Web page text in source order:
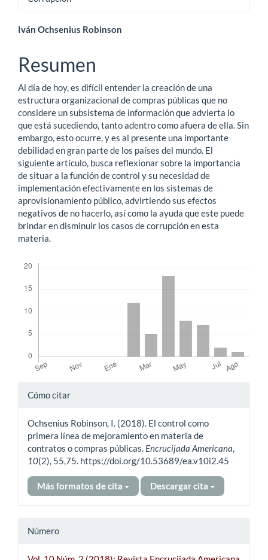
Contenido
principal
del
artículo
Iván Ochsenius Robinson
Resumen
Al día de hoy, es difícil entender la creación de una
estructura organizacional de compras públicas que no
considere un subsistema de información que advierta lo
que está sucediendo, tanto adentro como afuera de ella. Sin
embargo, esto ocurre, y es al presente una importante
debilidad en gran parte de los países del mundo. El
siguiente artículo, busca reflexionar sobre la importancia
de situar a la función de control y su necesidad de
implementación efectivamente en los sistemas de
aprovisionamiento público, advirtiendo sus efectos
negativos de no hacerlo, así como la ayuda que este puede
brindar en disminuir los casos de corrupción en esta
materia.
Detalles
artículo
Cómo citar
Ochsenius Robinson, I. (2018). El control como
primera línea de mejoramiento en materia de
contratos o compras públicas. Encrucijada Americana,
10(2), 55,75. https://doi.org/10.53689/ea.v10i2.45
Más formatos de cita Descargar cita
Número